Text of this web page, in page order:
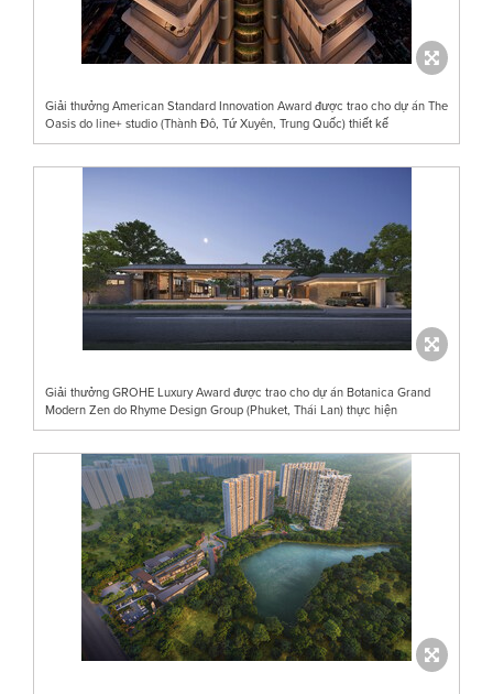
Giải thưởng American Standard Innovation Award được trao cho dự án The
Oasis do line+ studio (Thành Đô, Tứ Xuyên, Trung Quốc) thiết kế
Giải thưởng GROHE Luxury Award được trao cho dự án Botanica Grand
Modern Zen do Rhyme Design Group (Phuket, Thái Lan) thực hiện